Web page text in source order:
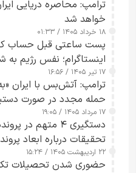
ترامپ: محاصره دریایی
خواهد شد
۱۸ خرداد ۱۴۰۵ / ۰۱:۳۳
پست ساعتی قبل حساب
اینستاگرام؛ نفس رژیم به
۱۷ تیر ۱۴۰۵ / ۱۶:۵۶
ترامپ: آتش‌بس با ایران
حمله مجدد در صورت
۱۷ مرداد ۱۴۰۵ / ۱۹:۰۵
دستگیری ۴ متهم
تحقیقات درباره ابعاد
۲۲ اردیبهشت ۱۴۰۵ / ۱۵:۲۴
حضوری شدن تحصیلات